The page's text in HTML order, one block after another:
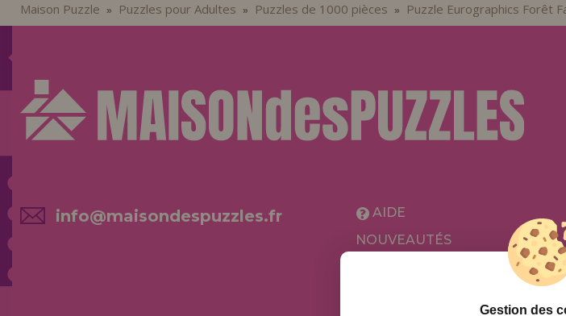
Maison Puzzle » Puzzles pour Adultes » Puzzles de 1000 pièces » Puzzle Eurographics Forêt
info@maisondespuzzles.fr
AIDE
NOUVEAUTÉS
PROMOTIONS ET OFFRES
Gestion des